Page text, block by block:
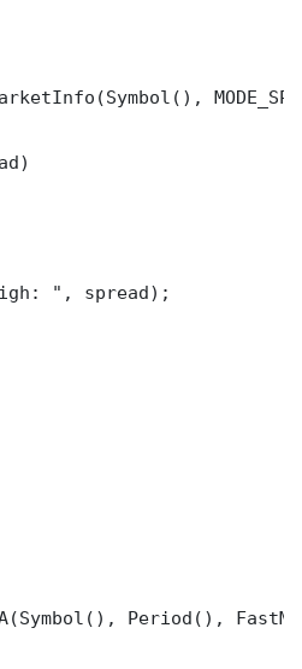
", spread);
Period(),